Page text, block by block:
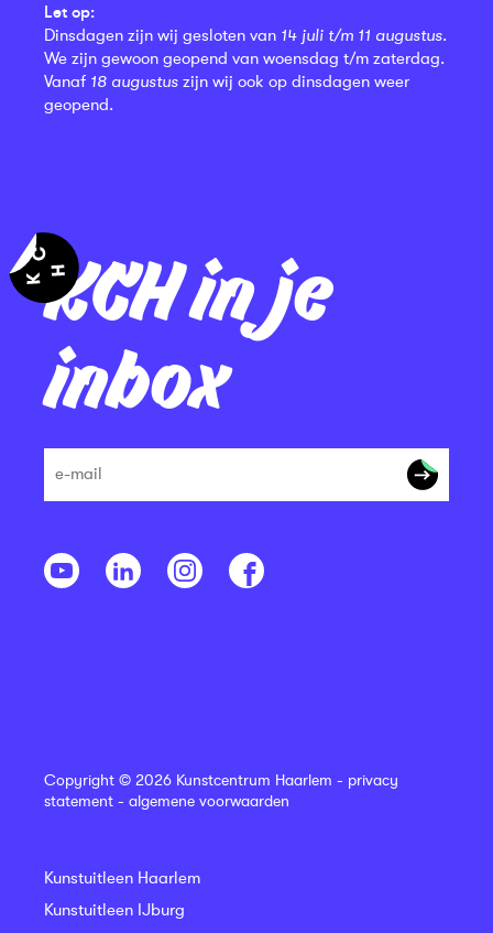
KCH in je
inbox
Let op:
Dinsdagen zijn wij gesloten van 14 juli t/m 11 augustus.
We zijn gewoon geopend van woensdag t/m zaterdag.
Vanaf 18 augustus zijn wij ook op dinsdagen weer
geopend.
Copyright © 2026 Kunstcentrum Haarlem - privacy
statement - algemene voorwaarden
Kunstuitleen Haarlem
Kunstuitleen IJburg